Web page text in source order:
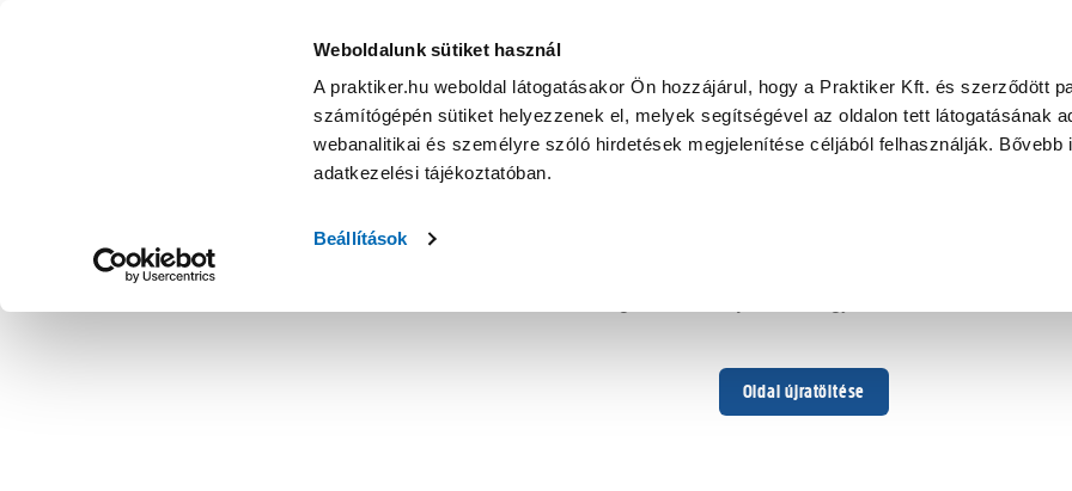
Weboldalunk sütiket használ
A praktiker.hu weboldal látogatásakor Ön hozzájárul, hogy a Praktiker Kft. és szerződött
számítógépén sütiket helyezzenek el, melyek segítségével az oldalon tett látogatásának
webanalitikai és személyre szóló hirdetések megjelenítése céljából felhasználják. Bővebb
adatkezelési tájékoztatóban.
Beállítások
Oldal újratöltése